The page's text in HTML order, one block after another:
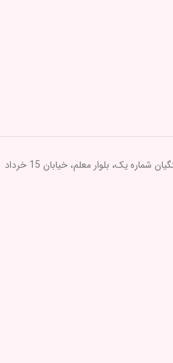
خراسان رضوی - قوچان، تربیت فرهنگیان شماره یک، بلوار معلم، خیابان 15 خرداد